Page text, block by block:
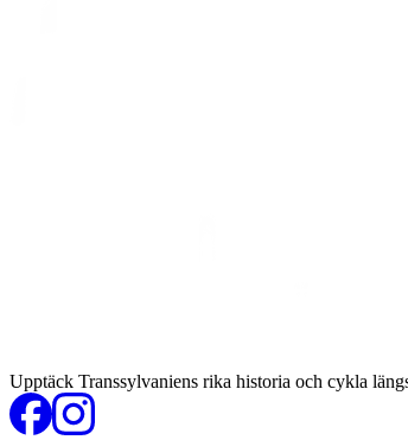
Upptäck Transsylvaniens rika historia och cykla